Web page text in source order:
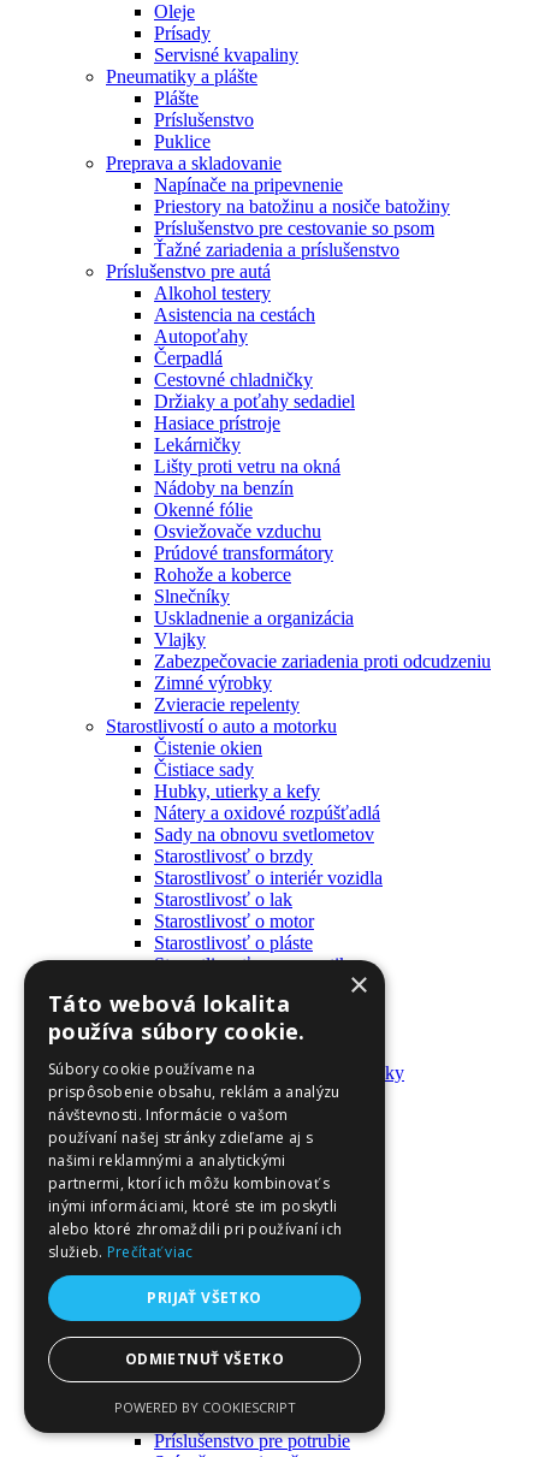
Oleje
Prísady
Servisné kvapaliny
Pneumatiky a plášte
Plášte
Príslušenstvo
Puklice
Preprava a skladovanie
Napínače na pripevnenie
Priestory na batožinu a nosiče batožiny
Príslušenstvo pre cestovanie so psom
Ťažné zariadenia a príslušenstvo
Príslušenstvo pre autá
Alkohol testery
Asistencia na cestách
Autopoťahy
Čerpadlá
Cestovné chladničky
Držiaky a poťahy sedadiel
Hasiace prístroje
Lekárničky
Lišty proti vetru na okná
Nádoby na benzín
Okenné fólie
Osviežovače vzduchu
Prúdové transformátory
Rohože a koberce
Slnečníky
Uskladnenie a organizácia
Vlajky
Zabezpečovacie zariadenia proti odcudzeniu
Zimné výrobky
Zvieracie repelenty
Starostlivostí o auto a motorku
Čistenie okien
Čistiace sady
Hubky, utierky a kefy
Nátery a oxidové rozpúšťadlá
Sady na obnovu svetlometov
Starostlivosť o brzdy
Starostlivosť o interiér vozidla
Starostlivosť o lak
Starostlivosť o motor
Starostlivosť o pláste
Starostlivosť o pneumatiky
Batohy a tašky
Kľúčenky
Oblečenie
Zmývateľné tetovačky a nálepky
Domáci majster a nástroje
Elektrické zapojenie
Časové spínače
Diferenciálne spínače
Domové zvončeky
Elektrické káble
Káble
Káblové navijáky
Monitory napájania
Nástenné dosky a rámy
Nástroje a ovládače
Podávače
Príruby
Príslušenstvo pre potrubie
×
Táto webová lokalita
používa súbory cookie.
Súbory cookie používame na
prispôsobenie obsahu, reklám a analýzu
návštevnosti. Informácie o vašom
používaní našej stránky zdieľame aj s
našimi reklamnými a analytickými
partnermi, ktorí ich môžu kombinovať s
inými informáciami, ktoré ste im poskytli
alebo ktoré zhromaždili pri používaní ich
služieb. Prečítať viac
PRIJAŤ VŠETKO
ODMIETNUŤ VŠETKO
POWERED BY COOKIESCRIPT